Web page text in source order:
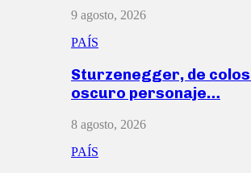
9 agosto, 2026
PAÍS
Sturzenegger, de
oscuro personaje…
8 agosto, 2026
PAÍS